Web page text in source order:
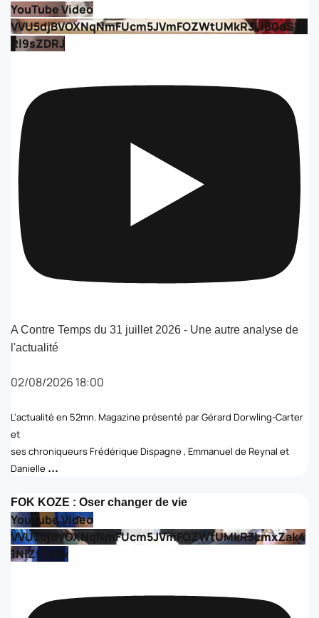
YouTube Video
VVU5djBVOXNqNmFUcm5JVmFOZWtUMkR3LlB0dS1Q
Rl9sZDRJ
A Contre Temps du 31 juillet 2026 - Une autre analyse de
l'actualité
02/08/2026 18:00
L'actualité en 52mn. Magazine présenté par Gérard Dorwling-Carter
et
ses chroniqueurs Frédérique Dispagne , Emmanuel de Reynal et
Danielle ...
FOK KOZE : Oser changer de vie
YouTube Video
VVU5djBVOXNqNmFUcm5JVmFOZWtUMkR3LmxZak4
1NlZtTzNv